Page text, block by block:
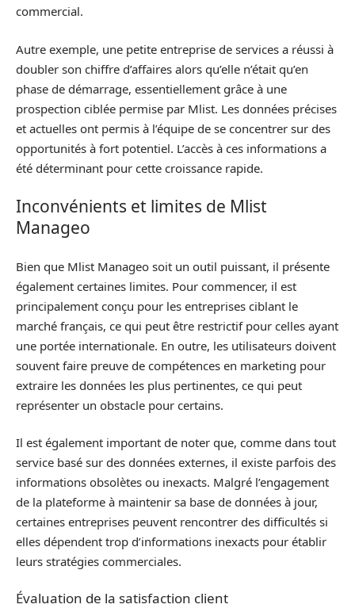
commercial.
Autre exemple, une petite entreprise de services a réussi à
doubler son chiffre d’affaires alors qu’elle n’était qu’en
phase de démarrage, essentiellement grâce à une
prospection ciblée permise par Mlist. Les données précises
et actuelles ont permis à l’équipe de se concentrer sur des
opportunités à fort potentiel. L’accès à ces informations a
été déterminant pour cette croissance rapide.
Inconvénients et limites de Mlist
Manageo
Bien que Mlist Manageo soit un outil puissant, il présente
également certaines limites. Pour commencer, il est
principalement conçu pour les entreprises ciblant le
marché français, ce qui peut être restrictif pour celles ayant
une portée internationale. En outre, les utilisateurs doivent
souvent faire preuve de compétences en marketing pour
extraire les données les plus pertinentes, ce qui peut
représenter un obstacle pour certains.
Il est également important de noter que, comme dans tout
service basé sur des données externes, il existe parfois des
informations obsolètes ou inexacts. Malgré l’engagement
de la plateforme à maintenir sa base de données à jour,
certaines entreprises peuvent rencontrer des difficultés si
elles dépendent trop d’informations inexacts pour établir
leurs stratégies commerciales.
Évaluation de la satisfaction client